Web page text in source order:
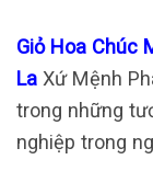
Giỏ Hoa Chúc
La Xứ Mệnh
trong những
nghiệp trong